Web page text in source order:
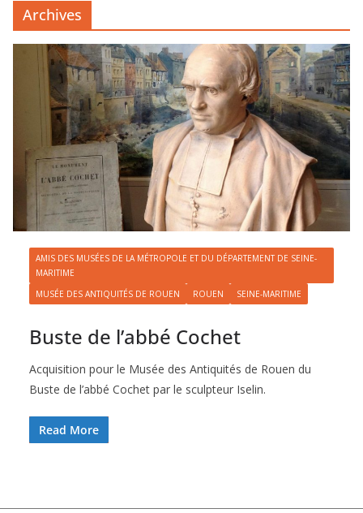
Archives
AMIS DES MUSÉES DE LA MÉTROPOLE ET DU DÉPARTEMENT DE SEINE-
MARITIME
MUSÉE DES ANTIQUITÉS DE ROUEN
ROUEN SEINE-MARITIME
Buste de l’abbé Cochet
Acquisition pour le Musée des Antiquités de Rouen du
Buste de l’abbé Cochet par le sculpteur Iselin.
Read More